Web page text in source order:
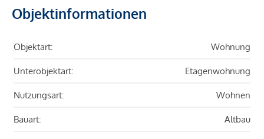
Objektinformationen
Objektart: Wohnung
Unterobjektart: Etagenwohnung
Nutzungsart: Wohnen
Bauart: Altbau